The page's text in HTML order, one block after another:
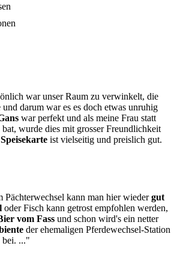
war unser Raum zu verwinkelt, die
darum war es es doch etwas unruhig
war perfekt und als meine Frau statt
bat, wurde dies mit grosser Freundlichkeit
Speisekarte ist vielseitig und preislich gut.
Pächterwechsel kann man hier wiedergut
oder Fisch kann getrost empfohlen werden,
vom Fass und schon wird's ein netter
der ehemaligen Pferdewechsel-Station
bei. ..."